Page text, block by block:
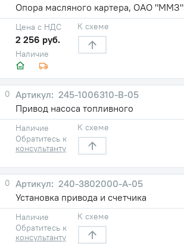
Опора масляного картера, ОАО "ММЗ"
Наличие
Цена с НДС
2 256 руб.
К схеме
0
245-1006310-В-05
Привод насоса топливного
Наличие
Обратитесь к
консультанту
К схеме
0
240-3802000-A-05
Установка привода и счетчика
Наличие
Обратитесь к
консультанту
К схеме